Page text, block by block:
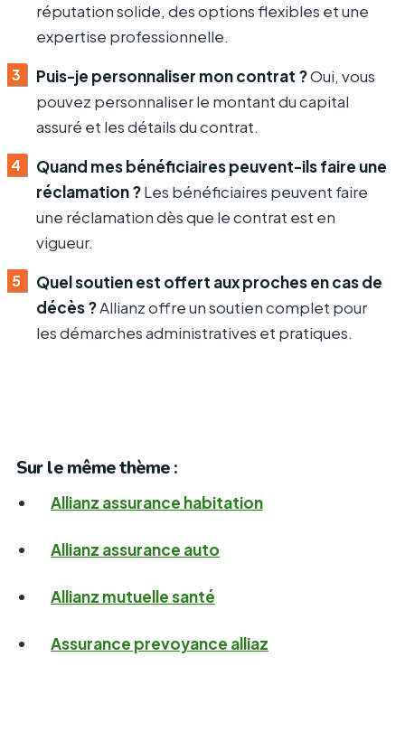
réputation solide, des options flexibles et une
expertise professionnelle.
Puis-je personnaliser mon contrat ?Oui, vous
pouvez personnaliser le montant du capital
assuré et les détails du contrat.
Quand mes bénéficiaires peuvent-ils faire une
réclamation ?Les bénéficiaires peuvent faire
une réclamation dès que le contrat est en
vigueur.
Quel soutien est offert aux proches en cas de
décès ?Allianz offre un soutien complet pour
les démarches administratives et pratiques.
Sur le même thème :
Allianz assurance habitation
Allianz assurance auto
Allianz mutuelle santé
Assurance prevoyance alliaz